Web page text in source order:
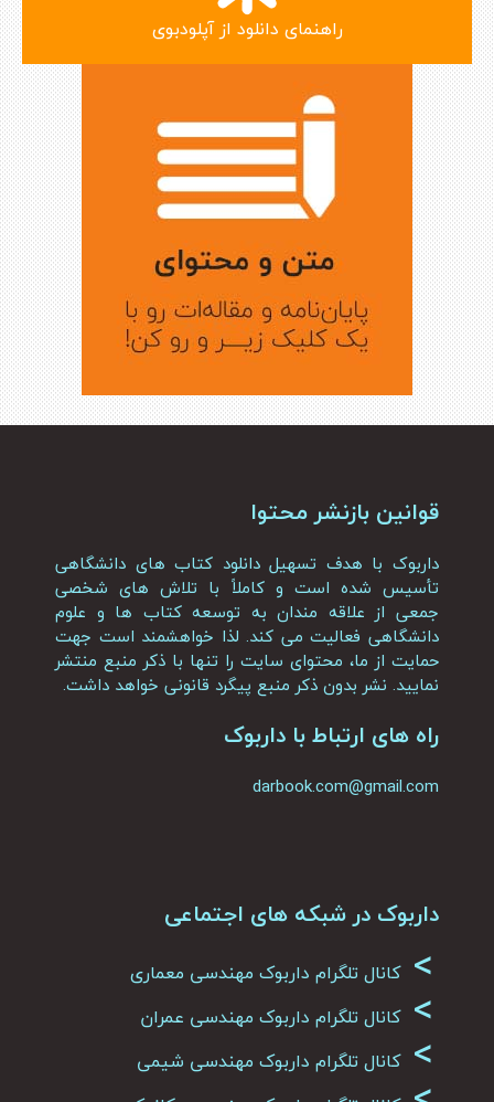
راهنمای دانلود از آپلودبوی
قوانین بازنشر محتوا
داربوک با هدف تسهیل دانلود کتاب های دانشگاهی
تأسیس شده است و کاملاً با تلاش های شخصی
جمعی از علاقه مندان به توسعه کتاب ها و علوم
دانشگاهی فعالیت می کند. لذا خواهشمند است جهت
حمایت از ما، محتوای سایت را تنها با ذکر منبع منتشر
نمایید. نشر بدون ذکر منبع پیگرد قانونی خواهد داشت.
راه های ارتباط با داربوک
darbook.com@gmail.com
داربوک در شبکه های اجتماعی
> کانال تلگرام داربوک مهندسی معماری
> کانال تلگرام داربوک مهندسی عمران
> کانال تلگرام داربوک مهندسی شیمی